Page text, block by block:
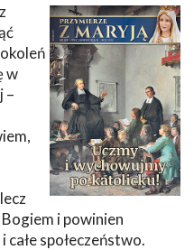
w
–
i powinien
całe społeczeństwo.